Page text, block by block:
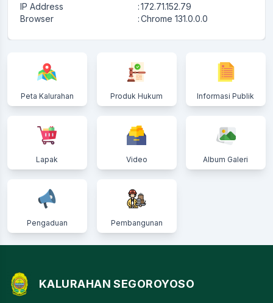
IP Address
:172.71.152.79
Browser
:Chrome 131.0.0.0
Peta Kalurahan Produk Hukum Informasi Publik
Lapak Video Album Galeri
Pengaduan Pembangunan
KALURAHAN SEGOROYOSO